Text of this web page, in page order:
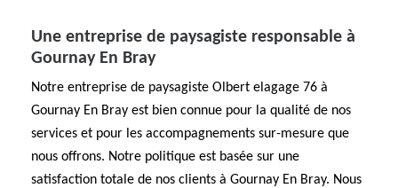
Une entreprise de paysagiste responsable à
Gournay En Bray
Notre entreprise de paysagiste Olbert elagage 76 à
Gournay En Bray est bien connue pour la qualité de nos
services et pour les accompagnements sur-mesure que
nous offrons. Notre politique est basée sur une
satisfaction totale de nos clients à Gournay En Bray. Nous